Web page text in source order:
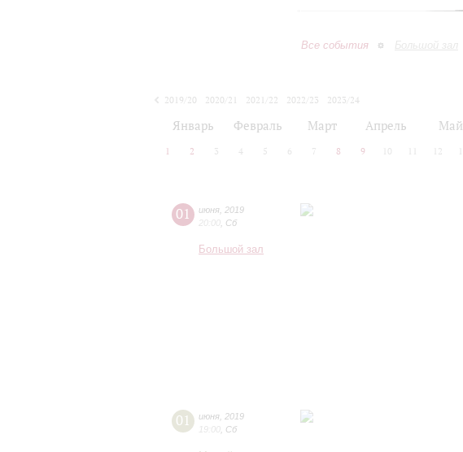
Все события Большой зал
2019/20
2020/21 2021/22 2022/23
2023/24
Январь Февраль Март Апрель Май
1 2 3 4 5 6 7 8 9 10 12
01 июня 2019
20:00 Сб
Большой зал
01 июня 2019
19:00 Сб